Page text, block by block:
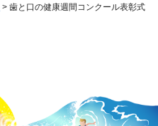
> 歯と口の健康週間コンクール表彰式